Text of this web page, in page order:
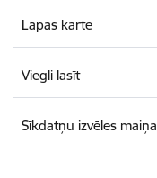
Lapas karte
Viegli lasīt
Sīkdatņu izvēles maiņa